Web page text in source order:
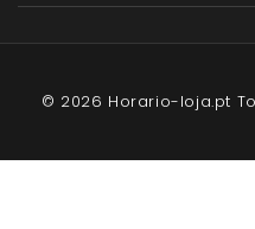
© 2026 Horario-loja.pt